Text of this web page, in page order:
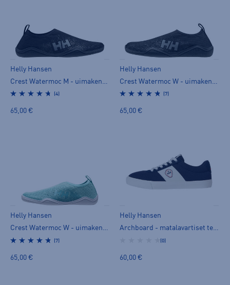
Helly Hansen
(4)
65,00 €
Helly Hansen
(7)
65,00 €
Helly Hansen
Crest Watermoc W - uimakengät
(7)
65,00 €
Helly Hansen
Archboard - matalavartiset tennarit
(0)
60,00 €